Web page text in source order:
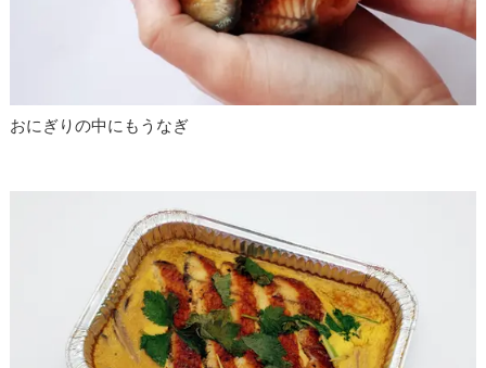
おにぎりの中にもうなぎ